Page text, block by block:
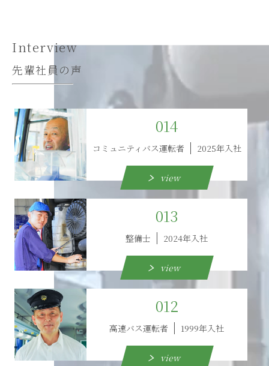
Interview
先輩社員の声
014
コミュニティバス運転者 2025年入社
view
013
整備士 2024年入社
view
012
高速バス運転者 1999年入社
view